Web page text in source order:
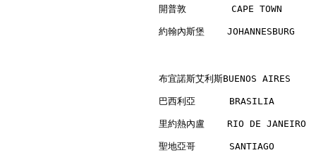
開普敦        CAPE
約翰內斯堡
布宜諾斯艾利斯BUENOS
巴西利亞      BRASILIA
里約熱內盧    RIO DE
聖地亞哥      SANTIAGO